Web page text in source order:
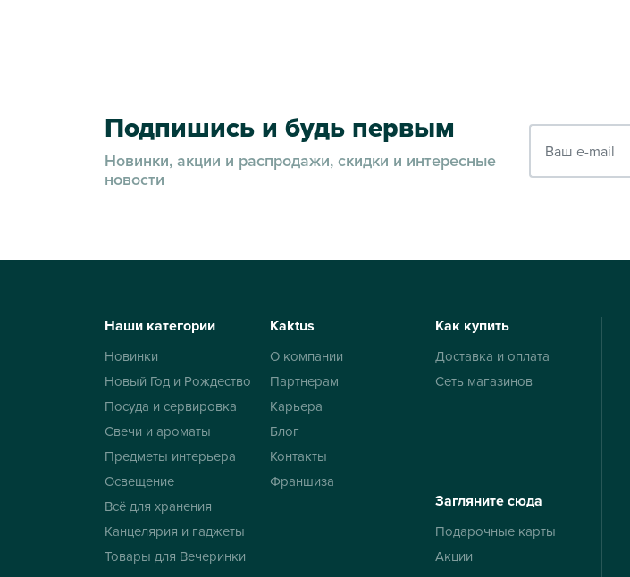
Подпишись и будь первым
Новинки, акции и распродажи, скидки и интересные
новости
Наши категории
Новинки
Новый Год и Рождество
Посуда и сервировка
Свечи и ароматы
Предметы интерьера
Освещение
Всё для хранения
Канцелярия и гаджеты
Товары для Вечеринки
Kaktus
О компании
Партнерам
Карьера
Блог
Контакты
Франшиза
Как купить
Доставка и оплата
Сеть магазинов
Загляните сюда
Подарочные карты
Акции